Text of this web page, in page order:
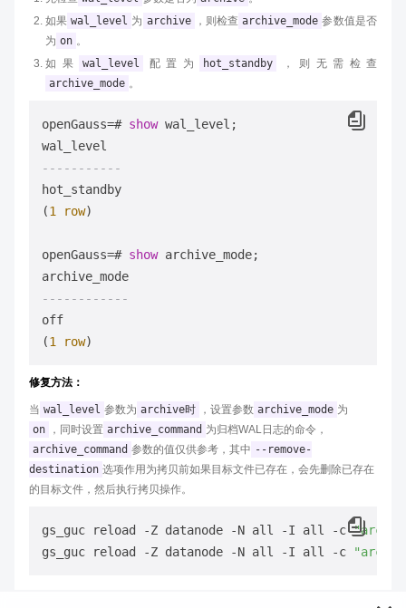
如果 wal_level 为 archive ，则检查 archive_mode 参数值是否
为 on 。
如果
wal_level 配置为 hot_standby
，则无需检查
archive_mode 。
openGauss=# show wal_level;
-----------
hot_standby
(1 row)
openGauss=# show archive_mode;
------------
off
(1 row
修复方法：
当 wal_level 参数为 archive时 ，设置参数 archive_mode 为
on
，同时设置 archive_command 为归档WAL日志的命令，
archive_command 参数的值仅供参考，其中 --remove-
destination 选项作用为拷贝前如果目标文件已存在，会先删除已存在
的目标文件，然后执行拷贝操作。
gs_guc reload -Z datanode -N all -I all -c
gs_guc reload -Z datanode -N all -I all -c